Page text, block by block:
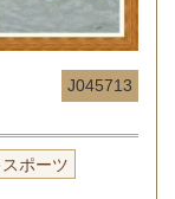
J045713
ポーツ